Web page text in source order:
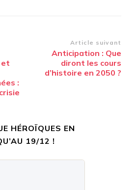
et
:
Article suivant
Anticipation : Que
diront les cours
d’histoire en 2050 ?
HÉROÏQUES EN
19/12 !